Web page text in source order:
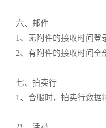
六、邮件
1、无附件的接收时间登
2、有附件的接收时间全
七、拍卖行
1、合服时，拍卖行数据